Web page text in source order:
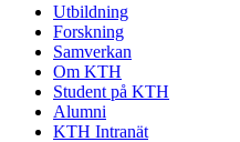
Utbildning
Forskning
Samverkan
Om KTH
Student på KTH
Alumni
KTH Intranät